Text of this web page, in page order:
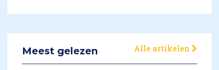
Meest gelezen Alle artikelen